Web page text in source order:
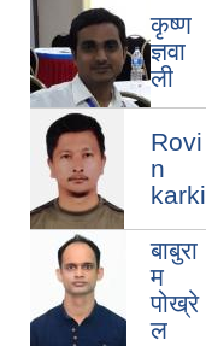
कृष्ण
ज्ञवा
ली
Rovi
n
karki
बाबुरा
म
पोख्रे
ल